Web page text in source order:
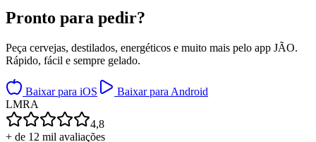
Pronto para pedir?
Peça cervejas, destilados, energéticos e muito mais pelo app JÃO.
Rápido, fácil e sempre gelado.
Baixar para iOS
Baixar para Android
LMRA
4,8
+ de 12 mil avaliações